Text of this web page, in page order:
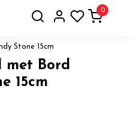
0
Stone 15cm
met Bord
15cm